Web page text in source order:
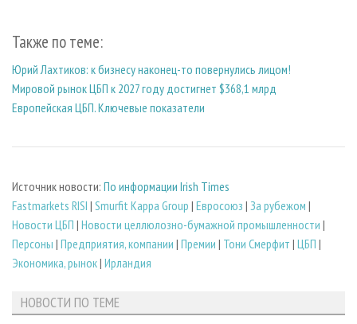
Также по теме:
Юрий Лахтиков: к бизнесу наконец-то повернулись лицом!
Мировой рынок ЦБП к 2027 году достигнет $368,1 млрд
Европейская ЦБП. Ключевые показатели
Источник новости: По информации Irish Times
Fastmarkets RISI | Smurfit Kappa Group | Евросоюз | За рубежом |
Новости ЦБП | Новости целлюлозно-бумажной промышленности |
Персоны | Предприятия, компании | Премии | Тони Смерфит | ЦБП |
Экономика, рынок| Ирландия
НОВОСТИ ПО ТЕМЕ